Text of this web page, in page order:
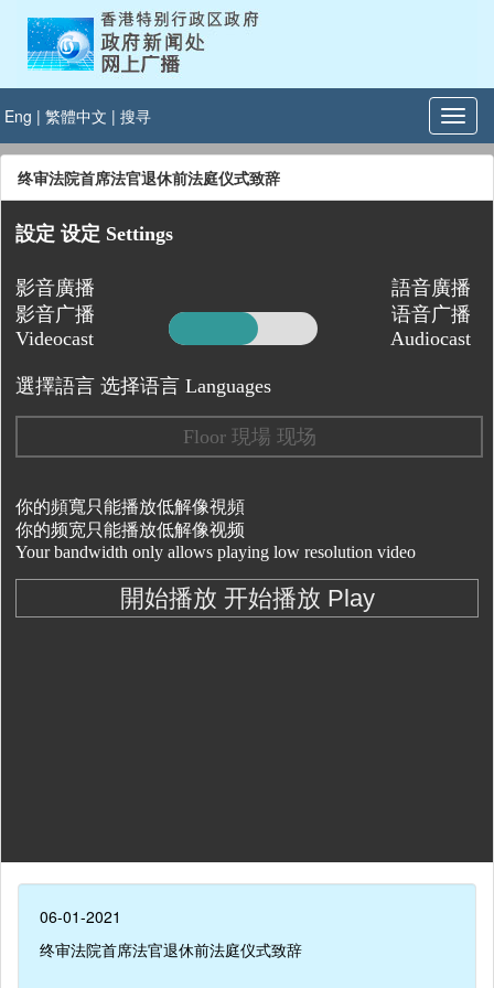
Eng | 繁體中文 | 搜寻
终审法院首席法官退休前法庭仪式致辞
06-01-2021
终审法院首席法官退休前法庭仪式致辞